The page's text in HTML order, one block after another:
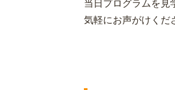
当日プログラムを見
気軽にお声がけくだ